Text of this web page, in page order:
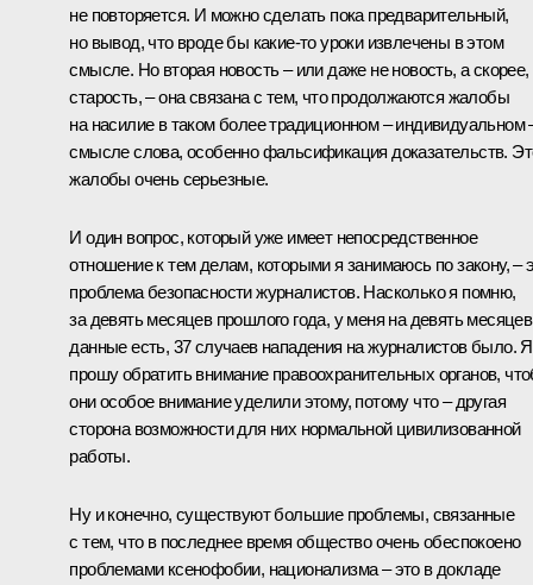
не повторяется. И можно сделать пока предварительный,
но вывод, что вроде бы какие‑то уроки извлечены в этом
смысле. Но вторая новость – или даже не новость, а скорее,
старость, – она связана с тем, что продолжаются жалобы
на насилие в таком более традиционном – индивидуальном
смысле слова, особенно фальсификация доказательств.
жалобы очень серьезные.
И один вопрос, который уже имеет непосредственное
отношение к тем делам, которыми я занимаюсь по закону, –
проблема безопасности журналистов. Насколько я помню,
за девять месяцев прошлого года, у меня на девять месяцев
данные есть, 37 случаев нападения на журналистов было. Я
прошу обратить внимание правоохранительных органов,
они особое внимание уделили этому, потому что – другая
сторона возможности для них нормальной цивилизованной
работы.
Ну и конечно, существуют большие проблемы, связанные
с тем, что в последнее время общество очень обеспокоено
проблемами ксенофобии, национализма – это в докладе